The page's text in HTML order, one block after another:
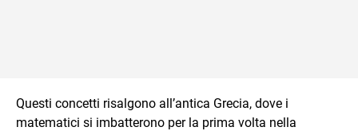
Questi concetti risalgono all’antica Grecia, dove i
matematici si imbatterono per la prima volta nella